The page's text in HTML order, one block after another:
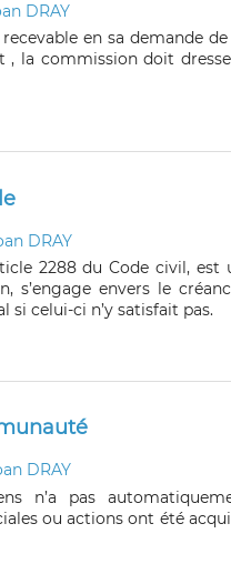
DRAY
en sa demande
, la commission doit
DRAY
2288 du Code civil, est
s’engage envers le
si celui-ci n’y satisfait pas.
DRAY
n’a pas
ou actions ont été